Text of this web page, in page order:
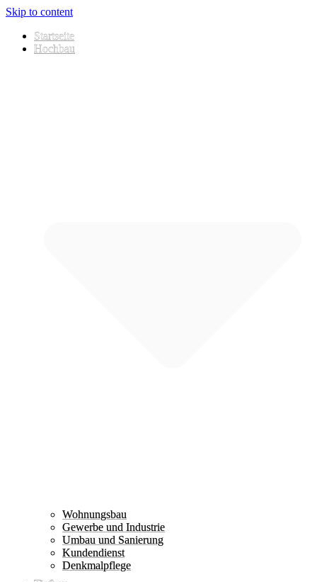
Skip to content
Startseite
Hochbau
Wohnungsbau
Gewerbe und Industrie
Umbau und Sanierung
Kundendienst
Denkmalpflege